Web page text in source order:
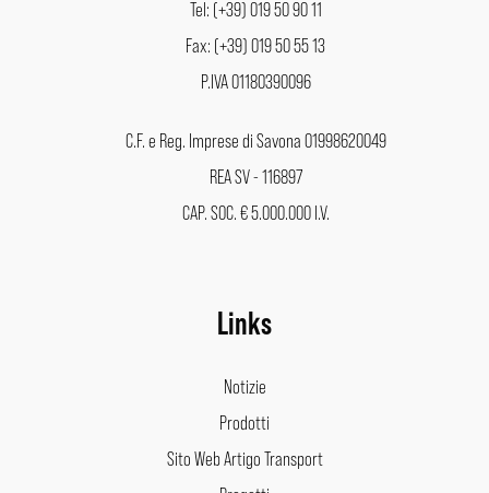
Tel: (+39) 019 50 90 11
Fax: (+39) 019 50 55 13
P.IVA 01180390096
C.F. e Reg. Imprese di Savona 01998620049
REA SV - 116897
CAP. SOC. € 5.000.000 I.V.
Links
Notizie
Prodotti
Sito Web Artigo Transport